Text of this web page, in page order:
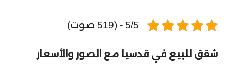
5/5 - (519 صوت)
شقق للبيع في قدسيا مع الصور والأسعار